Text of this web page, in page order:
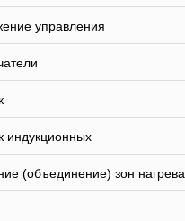
управления
индукционных
(объединение) зон нагрева